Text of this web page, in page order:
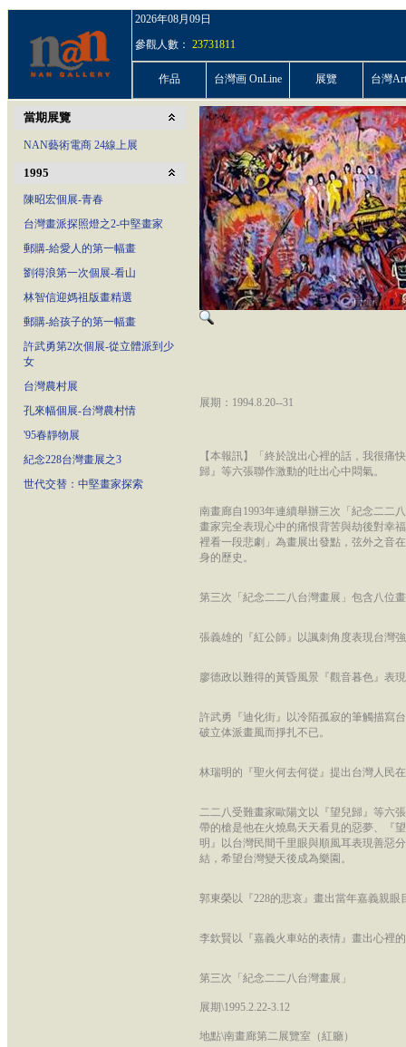
2026年08月09日
參觀人數： 23731811
作品 台灣画 OnLine 展覽 台灣
當期展覽
NAN藝術電商 24線上展
1995
陳昭宏個展-青春
台灣畫派探照燈之2-中堅畫家
郵購-給愛人的第一幅畫
劉得浪第一次個展-看山
林智信迎媽祖版畫精選
郵購-給孩子的第一幅畫
許武勇第2次個展-從立體派到少
女
台灣農村展
孔來幅個展-台灣農村情
'95春靜物展
紀念228台灣畫展之3
世代交替：中堅畫家探索
展期：1994.8.20--31
【本報訊】「終於說出心裡的話，我很痛
歸』等六張聯作激動的吐出心中悶氣。
南畫廊自1993年連續舉辦三次「紀念二二
畫家完全表現心中的痛恨背苦與劫後對幸
裡看一段悲劇」為畫展出發點，弦外之音
身的歷史。
第三次「紀念二二八台灣畫展」包含八位
張義雄的『紅公師』以諷刺角度表現台灣
廖德政以難得的黃昏風景『觀音暮色』表
許武勇『迪化街』以冷陌孤寂的筆觸描寫
破立体派畫風而掙扎不已。
林瑞明的『聖火何去何從』提出台灣人民
二二八受難畫家歐陽文以『望兒歸』等六
帶的槍是他在火燒島天天看見的惡夢、『
明』以台灣民間千里眼與順風耳表現善惡
結，希望台灣變天後成為樂園。
郭東榮以『228的悲哀』畫出當年嘉義親眼
李欽賢以『嘉義火車站的表情』畫出心裡
第三次「紀念二二八台灣畫展」
展期\1995.2.22-3.12
地點\南畫廊第二展覽室（紅廳）